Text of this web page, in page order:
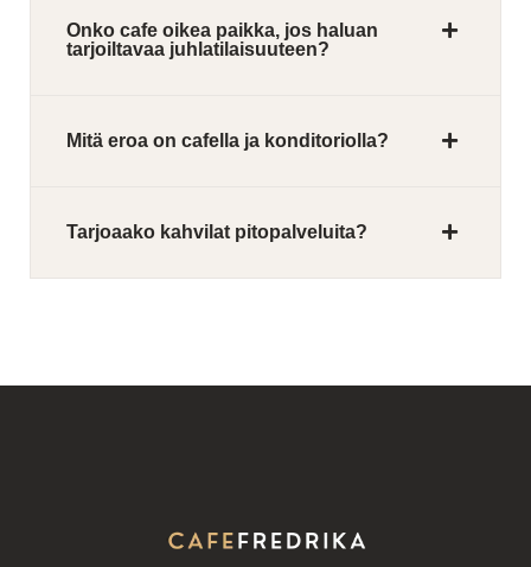
Onko cafe oikea paikka, jos haluan
tarjoiltavaa juhlatilaisuuteen?
Mitä eroa on cafella ja konditoriolla?
Tarjoaako kahvilat pitopalveluita?